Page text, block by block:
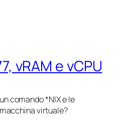
vRAM e vCPU
comando *NIX e le
virtuale?